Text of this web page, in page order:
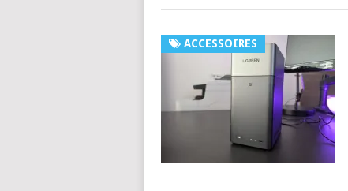
ACCESSOIRES